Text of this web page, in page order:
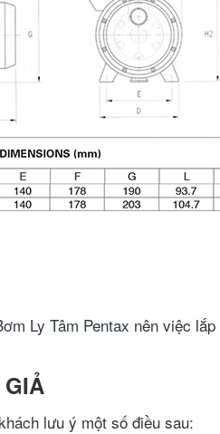
Ly Tâm Pentax nên việc
GIẢ
lưu ý một số điều sau: